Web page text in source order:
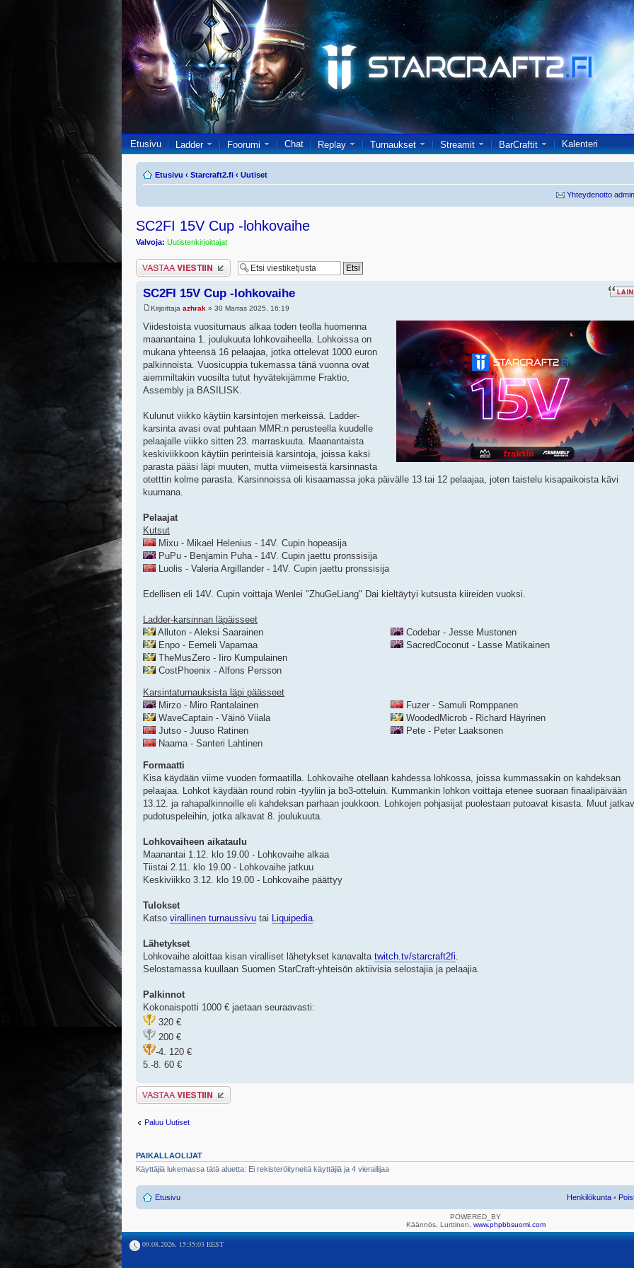
Etusivu Ladder Foorumi Chat Replay Turnaukset Streamit BarCraftit Kalenteri
Etusivu ‹ Starcraft2.fi ‹ Uutiset
Yhteydenotto
SC2FI 15V Cup -lohkovaihe
Valvoja: Uutistenkirjoittajat
Lähetä vastaus
SC2FI 15V Cup -lohkovaihe
Kirjoittaja azhrak » 30 Marras 2025, 16:19
Viidestoista vuositurnaus alkaa toden teolla huomenna
maanantaina 1. joulukuuta lohkovaiheella. Lohkoissa on
mukana yhteensä 16 pelaajaa, jotka ottelevat 1000 euron
palkinnoista. Vuosicuppia tukemassa tänä vuonna ovat
aiemmiltakin vuosilta tutut hyvätekijämme Fraktio,
Assembly ja BASILISK.
Kulunut viikko käytiin karsintojen merkeissä. Ladder-
karsinta avasi ovat puhtaan MMR:n perusteella kuudelle
pelaajalle viikko sitten 23. marraskuuta. Maanantaista
keskiviikkoon käytiin perinteisiä karsintoja, joissa kaksi
parasta pääsi läpi muuten, mutta viimeisestä karsinnasta
otetttin kolme parasta. Karsinnoissa oli kisaamassa joka päivälle 13 tai 12 pelaajaa, joten taistelu kisapaikoista kävi
kuumana.
Pelaajat
Kutsut
Mixu - Mikael Helenius - 14V. Cupin hopeasija
PuPu - Benjamin Puha - 14V. Cupin jaettu pronssisija
Luolis - Valeria Argillander - 14V. Cupin jaettu pronssisija
Edellisen eli 14V. Cupin voittaja Wenlei "ZhuGeLiang" Dai kieltäytyi kutsusta kiireiden vuoksi.
Ladder-karsinnan läpäisseet
Alluton - Aleksi Saarainen
Enpo - Eemeli Vapamaa
TheMusZero - Iiro Kumpulainen
CostPhoenix - Alfons Persson
Codebar - Jesse Mustonen
SacredCoconut - Lasse Matikainen
Karsintaturnauksista läpi päässeet
Mirzo - Miro Rantalainen
WaveCaptain - Väinö Viiala
Jutso - Juuso Ratinen
Naama - Santeri Lahtinen
Fuzer - Samuli Romppanen
WoodedMicrob - Richard Häyrinen
Pete - Peter Laaksonen
Formaatti
Kisa käydään viime vuoden formaatilla. Lohkovaihe otellaan kahdessa lohkossa, joissa kummassakin on kahdeksan
pelaajaa. Lohkot käydään round robin -tyyliin ja bo3-otteluin. Kummankin lohkon voittaja etenee suoraan finaalipäivään
13.12. ja rahapalkinnoille eli kahdeksan parhaan joukkoon. Lohkojen pohjasijat puolestaan putoavat kisasta. Muut
pudotuspeleihin, jotka alkavat 8. joulukuuta.
Lohkovaiheen aikataulu
Maanantai 1.12. klo 19.00 - Lohkovaihe alkaa
Tiistai 2.11. klo 19.00 - Lohkovaihe jatkuu
Keskiviikko 3.12. klo 19.00 - Lohkovaihe päättyy
Tulokset
Katso virallinen turnaussivu tai Liquipedia
Lähetykset
Lohkovaihe aloittaa kisan viralliset lähetykset kanavalta twitch.tv/starcraft2fi
Selostamassa kuullaan Suomen StarCraft-yhteisön aktiivisia selostajia ja pelaajia.
Palkinnot
Kokonaispotti 1000 € jaetaan seuraavasti:
320 €
200 €
-4. 120 €
5.-8. 60 €
Lähetä vastaus
Paluu Uutiset
PAIKALLAOLIJAT
Käyttäjiä lukemassa tätä aluetta: Ei rekisteröityneitä käyttäjiä ja 4 vierailijaa
Etusivu Henkilökunta •
POWERED_BY
Käännös, Lurttinen, www.phpbbsuomi.com
09.08.2026, 15:35:03 EEST